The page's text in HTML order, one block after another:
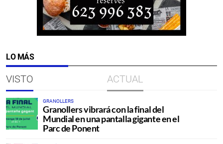
LO MÁS
VISTO ACTUAL
GRANOLLERS
Granollers vibrará con la final del
Mundial en una pantalla gigante en el
Parc de Ponent